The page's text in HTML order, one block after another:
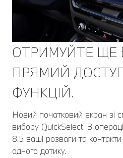
ОТРИМУЙТЕ ЩЕ
ПРЯМИЙ
ФУНКЦІЙ.
Новий початковий екран зі
вибору QuickSelect. З
8.5 ваші розваги та
одного дотику.